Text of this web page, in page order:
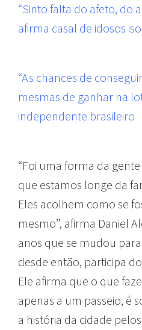
“Sinto falta do afeto, do
afirma casal de idosos
“As chances de
mesmas de ganhar na
independente brasileiro
“Foi uma forma da
que estamos longe da
Eles acolhem como se
mesmo’’, afirma Daniel
anos que se mudou
desde então, participa
Ele afirma que o que
apenas a um passeio, é
a história da cidade